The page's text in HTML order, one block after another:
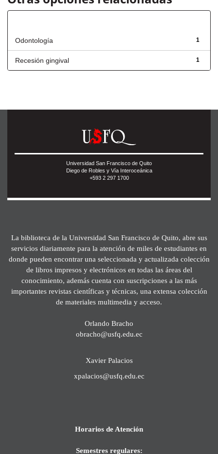
1
Odontología
1
Recesión gingival
Universidad San Francisco de Quito
Diego de Robles y Vía Interoceánica
+593 2 297 1700
La biblioteca de la Universidad San Francisco de Quito, abre sus
servicios diariamente para la atención de miles de estudiantes en
donde pueden encontrar una seleccionada y actualizada colección
de libros impresos y electrónicos en todas las áreas del
conocimiento, además cuenta con suscripciones a las más
importantes revistas científicas y técnicas, una extensa colección
de materiales multimedia y acceso.
Orlando Bracho
obracho@usfq.edu.ec
Xavier Palacios
xpalacios@usfq.edu.ec
Horarios de Atención
Semestres regulares: